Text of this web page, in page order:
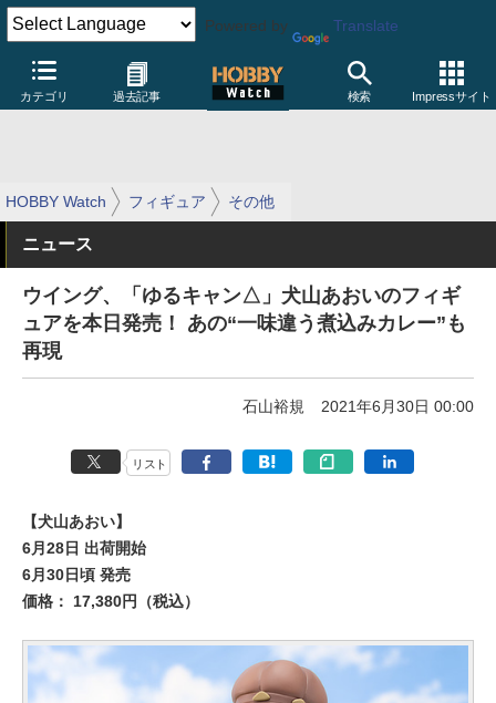
Powered by Translate
カテゴリ 過去記事 検索 Impressサイト
HOBBY Watch フィギュア その他
ニュース
ウイング、「ゆるキャン△」犬山あおいのフィギ
ュアを本日発売！ あの“一味違う煮込みカレー”も
再現
石山裕規 2021年6月30日 00:00
リスト
【犬山あおい】
6月28日 出荷開始
6月30日頃 発売
価格： 17,380円（税込）